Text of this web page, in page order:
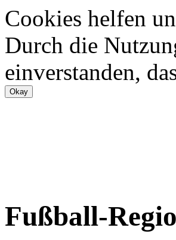
Cookies helfen
Durch die
einverstanden,
Fußball-